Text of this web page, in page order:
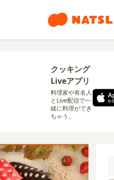
クッキング
Liveアプリ
料理家や有名人
とLive配信で一
緒に料理ができ
ちゃう。